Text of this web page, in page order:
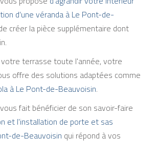
d’une véranda à Le Pont-de-
créer la pièce supplémentaire dont
terrasse toute l'année, votre
offre des solutions adaptées comme
à Le Pont-de-Beauvoisin.
vous fait bénéficier de son savoir-faire
et l'installation de porte et sas
de-Beauvoisin qui répond à vos